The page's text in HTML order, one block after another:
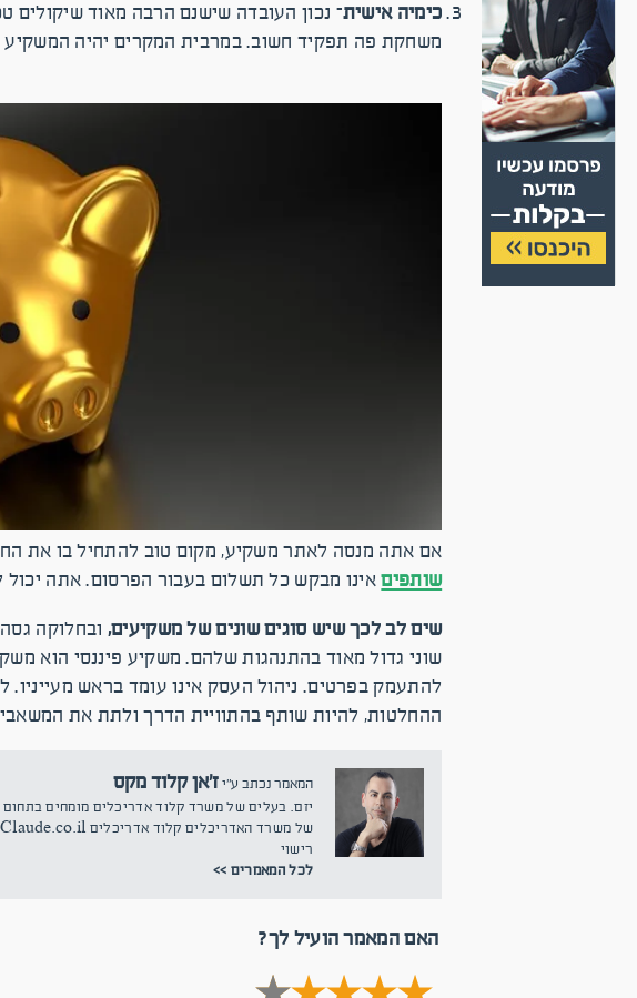
כימיה אישית– נכון העובדה שישנם הרבה מאוד
משחקת פה תפקיד חשוב. במרבית המקרים יהיה המשקיע
אם אתה מנסה לאתר משקיע, מקום טוב להתחיל בו את
שותפיםאינו מבקש כל תשלום בעבור הפרסום. אתה
שים לב לכך שיש סוגים שונים של משקיעים, ובחלוקה
שוני גדול מאוד בהתנהגות שלהם. משקיע פיננסי הוא
להתעמק בפרטים. ניהול העסק אינו עומד בראש
ההחלטות, להיות שותף בהתוויית הדרך ולתת את
המאמר נכתב ע"יז'אן קלוד מקס
יזם. בעלים של משרד קלוד אדריכלים מומחים
רישוי
לכל המאמרים >>
האם המאמר הועיל לך?